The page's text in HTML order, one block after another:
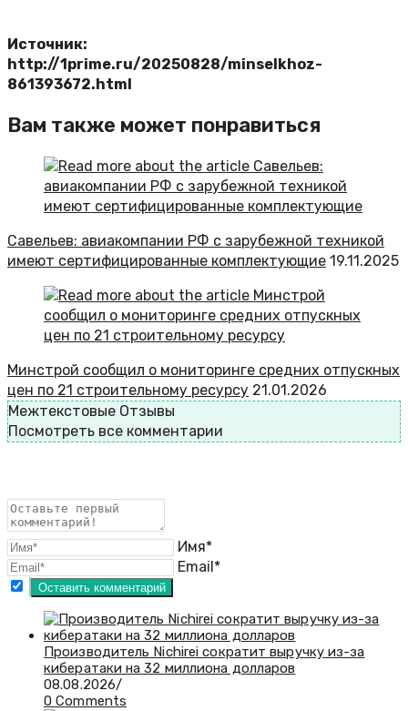
Источник:
http://1prime.ru/20250828/minselkhoz-
861393672.html
Вам также может понравиться
Савельев: авиакомпании РФ с зарубежной техникой
имеют сертифицированные комплектующие 19.11.2025
Минстрой сообщил о мониторинге средних отпускных
цен по 21 строительному ресурсу 21.01.2026
Межтекстовые Отзывы
Посмотреть все комментарии
Имя*
Email*
Производитель Nichirei сократит выручку из-за
кибератаки на 32 миллиона долларов
08.08.2026/
0 Comments